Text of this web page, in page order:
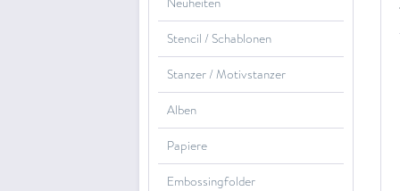
Stencil / Schablonen
Stanzer / Motivstanzer
Alben
Papiere
Embossingfolder